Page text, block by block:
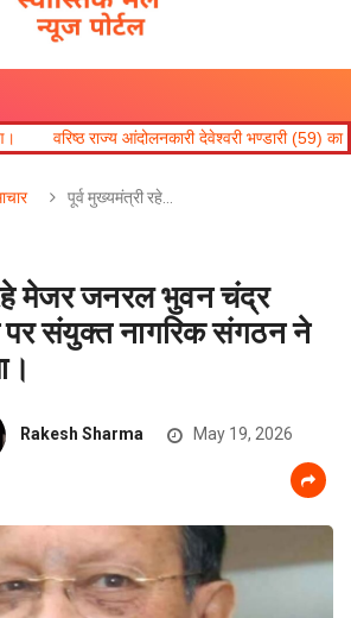
देवेश्वरी भण्डारी (59) का कल सायं असक्मात निधन।
पूर्व मुख्यमंत्री रहे…
मेजर जनरल भुवन चंद्र
संयुक्त नागरिक संगठन ने
Rakesh Sharma May 19, 2026